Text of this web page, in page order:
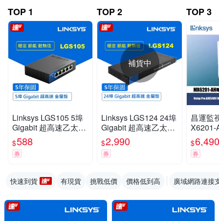
TOP 1
Linksys LGS105 5埠
Gigabit 超高速乙太網
路交換器(鐵殼)
$588
券
TOP 2
補貨中
Linksys LGS124 24埠
Gigabit 超高速乙太網
路交換器(鐵殼)可上機
架
$2,990
券
TOP 3
昌運監
X6201-
狀路由
入
$6,490
券
快速到貨 有現貨 挑戰低價 價格低到高 廣域網路連接